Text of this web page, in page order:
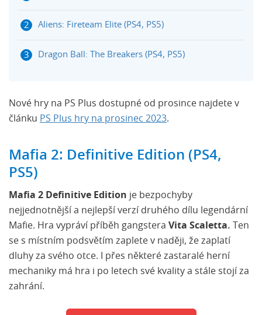
Aliens: Fireteam Elite (PS4, PS5)
Dragon Ball: The Breakers (PS4, PS5)
Nové hry na PS Plus dostupné od prosince najdete v
článku PS Plus hry na prosinec 2023.
Mafia 2: Definitive Edition (PS4,
PS5)
Mafia 2 Definitive Edition je bezpochyby
nejjednotnější a nejlepší verzí druhého dílu legendární
Mafie. Hra vypráví příběh gangstera Vita Scaletta.
Ten
se s místním podsvětím zaplete v naději, že zaplatí
dluhy za svého otce. I přes některé zastaralé herní
mechaniky má hra i po letech své kvality a stále stojí za
zahrání.